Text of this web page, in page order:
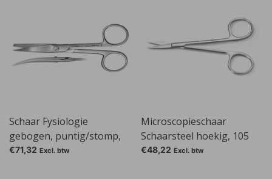
Schaar Fysiologie
gebogen, puntig/stomp,
160 mm
€71,32 Excl. btw
Microscopieschaar
Schaarsteel hoekig, 105
mm, 23 mm
€48,22 Excl. btw